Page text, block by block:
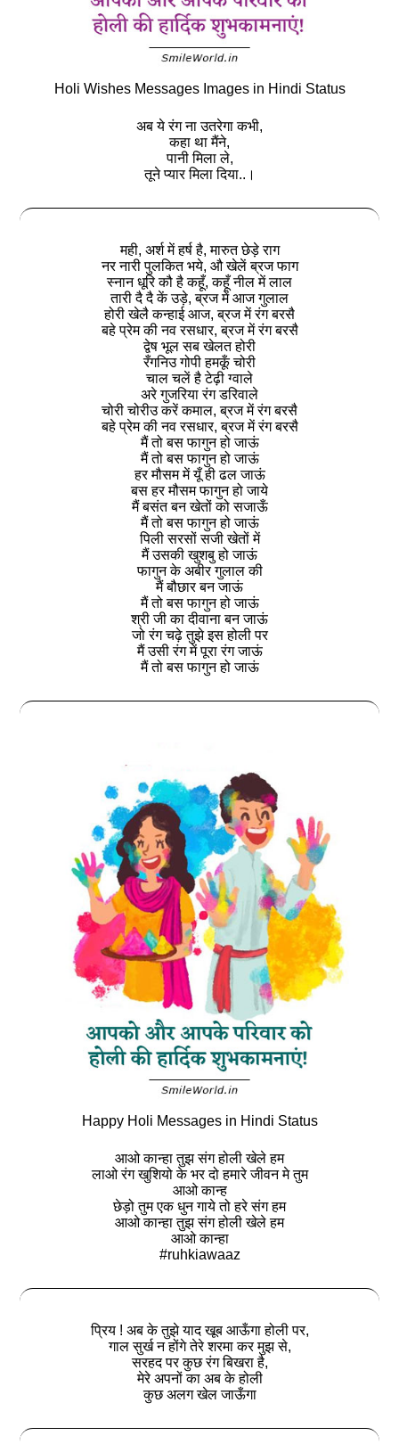
Holi Wishes Messages Images in Hindi Status
अब ये रंग ना उतरेगा कभी,
कहा था मैंने,
पानी मिला ले,
तूने प्यार मिला दिया..।
मही, अर्श में हर्ष है, मारुत छेड़े राग
नर नारी पुलकित भये, औ खेलें ब्रज फाग
स्नान धूरि कौ है कहूँ, कहूँ नील में लाल
तारी दै दै कें उड़े, ब्रज में आज गुलाल
होरी खेलै कन्हाई आज, ब्रज में रंग बरसै
बहे प्रेम की नव रसधार, ब्रज में रंग बरसै
द्वेष भूल सब खेलत होरी
रँगनिउ गोपी हमकूँ चोरी
चाल चलें है टेढ़ी ग्वाले
अरे गुजरिया रंग डरिवाले
चोरी चोरीउ करें कमाल, ब्रज में रंग बरसै
बहे प्रेम की नव रसधार, ब्रज में रंग बरसै
मैं तो बस फागुन हो जाऊं
मैं तो बस फागुन हो जाऊं
हर मौसम में यूँ ही ढल जाऊं
बस हर मौसम फागुन हो जाये
मैं बसंत बन खेतों को सजाऊँ
मैं तो बस फागुन हो जाऊं
पिली सरसों सजी खेतों में
मैं उसकी खुशबु हो जाऊं
फागुन के अबीर गुलाल की
मैं बौछार बन जाऊं
मैं तो बस फागुन हो जाऊं
श्री जी का दीवाना बन जाऊं
जो रंग चढ़े तुझे इस होली पर
मैं उसी रंग में पूरा रंग जाऊं
मैं तो बस फागुन हो जाऊं
Happy Holi Messages in Hindi Status
आओ कान्हा तुझ संग होली खेले हम
लाओ रंग खुशियो के भर दो हमारे जीवन मे तुम
आओ कान्ह
छेड़ो तुम एक धुन गाये तो हरे संग हम
आओ कान्हा तुझ संग होली खेले हम
आओ कान्हा
#ruhkiawaaz
प्रिय ! अब के तुझे याद खूब आऊँगा होली पर,
गाल सुर्ख न होंगे तेरे शरमा कर मुझ से,
सरहद पर कुछ रंग बिखरा है,
मेरे अपनों का अब के होली
कुछ अलग खेल जाऊँगा